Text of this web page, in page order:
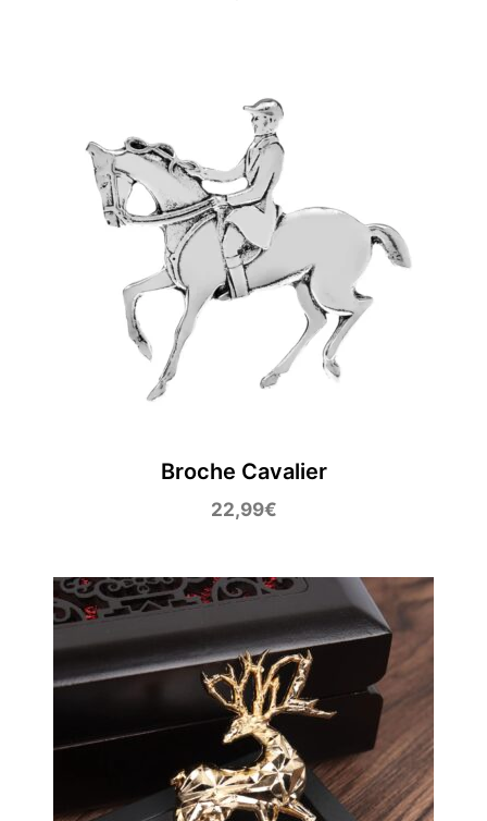
Broche Cavalier
22,99€